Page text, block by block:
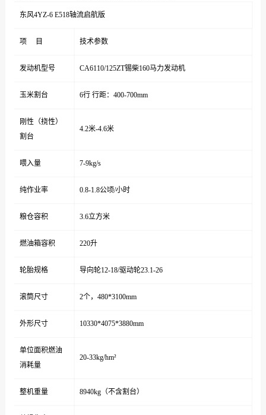
东风4YZ-6 E518轴流启航版
项 目 技术参数
发动机型号 CA6110/125ZT锡柴160马力发动机
玉米割台 6行 行距：400-700mm
刚性（挠性）
割台
4.2米-4.6米
喂入量 7-9kg/s
纯作业率 0.8-1.8公顷/小时
粮仓容积 3.6立方米
燃油箱容积 220升
轮胎规格 导向轮12-18/驱动轮23.1-26
滚筒尺寸 2个，480*3100mm
外形尺寸 10330*4075*3880mm
单位面积燃油
消耗量
20-33kg/hm²
整机重量 8940kg（不含割台）